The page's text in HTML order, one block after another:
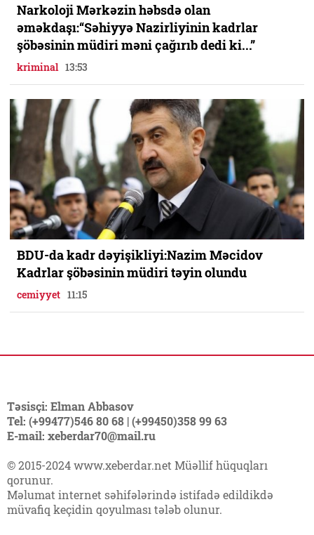
Narkoloji Mərkəzin həbsdə olan
əməkdaşı:“Səhiyyə Nazirliyinin kadrlar
şöbəsinin müdiri məni çağırıb dedi ki...”
kriminal 13:53
BDU-da kadr dəyişikliyi:Nazim Məcidov
Kadrlar şöbəsinin müdiri təyin olundu
cemiyyet 11:15
Təsisçi: Elman Abbasov
Tel: (+99477)546 80 68 | (+99450)358 99 63
E-mail: xeberdar70@mail.ru
© 2015-2024 www.xeberdar.net Müəllif hüquqları
qorunur.
Məlumat internet səhifələrində istifadə edildikdə
müvafiq keçidin qoyulması tələb olunur.